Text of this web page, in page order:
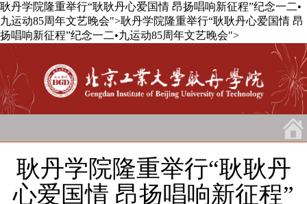
耿丹学院隆重举行“耿耿丹心爱国情 昂扬唱响新征程”纪念一二•
九运动85周年文艺晚会">耿丹学院隆重举行“耿耿丹心爱国情 昂
扬唱响新征程”纪念一二•九运动85周年文艺晚会">
耿丹学院隆重举行“耿耿丹
心爱国情 昂扬唱响新征程”